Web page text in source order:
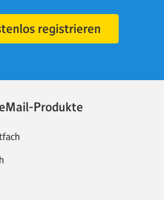
registrieren
Produkte